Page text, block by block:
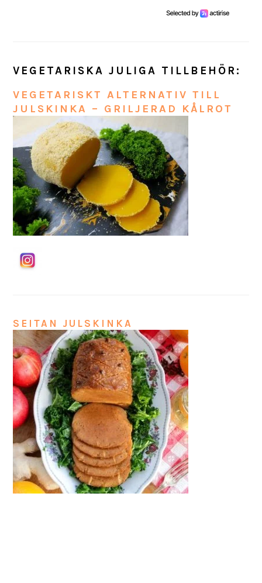
VEGETARISKA JULIGA TILLBEHÖR:
VEGETARISKT ALTERNATIV TILL
JULSKINKA – GRILJERAD KÅLROT
SEITAN JULSKINKA